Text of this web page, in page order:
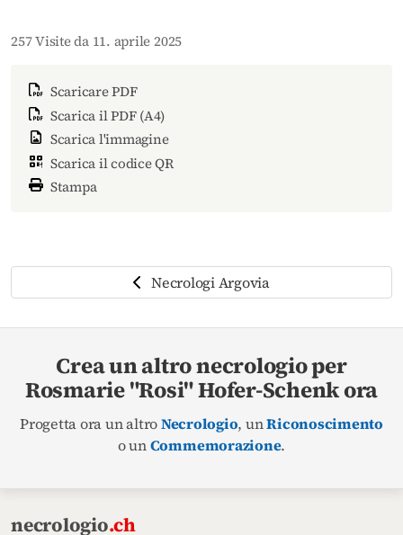
257 Visite da 11. aprile 2025
Scaricare PDF
Scarica il PDF (A4)
Scarica l'immagine
Scarica il codice QR
Stampa
Necrologi Argovia
Crea un altro necrologio per
Rosmarie "Rosi" Hofer-Schenk ora
Progetta ora un altroNecrologio, unRiconoscimento
o unCommemorazione.
necrologio.ch